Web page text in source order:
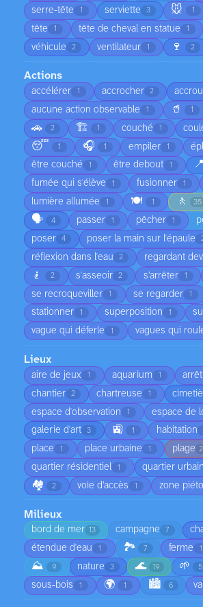
serre-tête 1 serviette 3 🐭 1
tête 1 tête de cheval en statue 1
véhicule 2 ventilateur 1 🍷 2
Actions
accélérer 1 accrocher 2
aucune action observable 1 🥤 1
🚗 2 🏗️ 1 couché 1
😴 1 🎧 1 empiler 1
être couché 1 être debout 1 📍
fumée qui s'élève 1 fusionner 1
lumière allumée 1 🍽️ 1 🚶 35
🗣️ 4 passer 1 pêcher 1
poser 4 poser la main sur l'épaule
réflexion dans l'eau 2 regardant
🧎 2 s'asseoir 2 s’arrêter 1
se recroqueviller 1 se regarder 1
stationner 1 superposition 1
vague qui déferle 1 vagues qui
Lieux
aire de jeux 1 aquarium 1
chantier 2 chartreuse 1
espace d'observation 1 espace de
galerie d'art 3 🚉 1 habitation
place 1 place urbaine 1 plage
quartier résidentiel 1 quartier urbain
🏘️ 2 voie d’accès 1 zone
Milieux
bord de mer 13 campagne 7
étendue d'eau 1 🏞️ 7 ferme 1
⛰️ 9 nature 3 🌊 19 🌱 5
sous-bois 1 🌍 1 🏙️ 6